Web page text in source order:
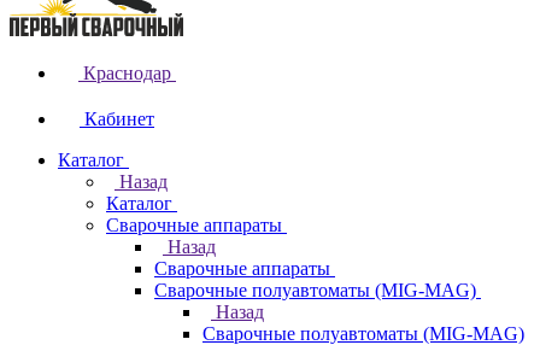
Краснодар
Кабинет
Каталог
Назад
Каталог
Сварочные аппараты
Назад
Сварочные аппараты
Сварочные полуавтоматы (MIG-MAG)
Назад
Сварочные полуавтоматы (MIG-MAG)